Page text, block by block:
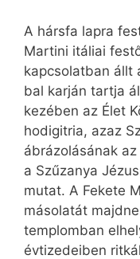
A hársfa lapra
Martini itáliai
kapcsolatban állt
bal karján tartja
kezében az Élet
hodigitria, azaz
ábrázolásának
a Szűzanya
mutat. A Fekete
másolatát
templomban
évtizedeiben